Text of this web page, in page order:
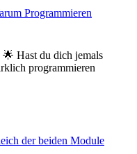
Programmieren
Hast du dich jemals
programmieren
der beiden Module